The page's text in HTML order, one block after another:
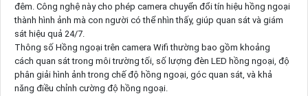
đêm. Công nghệ này cho phép camera chuyển đổi tín hiệu hồng ngoại
thành hình ảnh mà con người có thể nhìn thấy, giúp quan sát và giám
sát hiệu quả 24/7.
Thông số Hồng ngoại trên camera Wifi thường bao gồm khoảng
cách quan sát trong môi trường tối, số lượng đèn LED hồng ngoại, độ
phân giải hình ảnh trong chế độ hồng ngoại, góc quan sát, và khả
năng điều chỉnh cường độ hồng ngoại.